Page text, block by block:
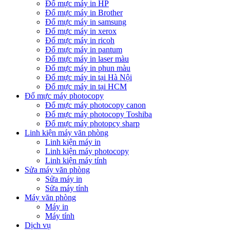
Đổ mực máy in HP
Đổ mực máy in Brother
Đổ mực máy in samsung
Đổ mực máy in xerox
Đổ mực máy in ricoh
Đổ mực máy in pantum
Đổ mực máy in laser màu
Đổ mực máy in phun màu
Đổ mực máy in tại Hà Nội
Đổ mực máy in tại HCM
Đổ mực máy photocopy
Đổ mực máy photocopy canon
Đổ mực máy photocopy Toshiba
Đổ mực máy photopcy sharp
Linh kiện máy văn phòng
Linh kiện máy in
Linh kiện máy photocopy
Linh kiện máy tính
Sửa máy văn phòng
Sửa máy in
Sửa máy tính
Máy văn phòng
Máy in
Máy tính
Dịch vụ